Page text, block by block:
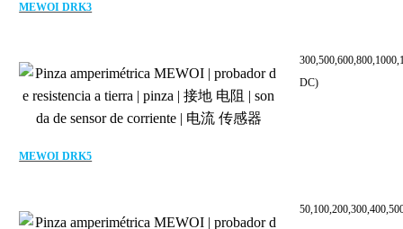
MEWOI DRK3
MEWOI DRK5
DC)